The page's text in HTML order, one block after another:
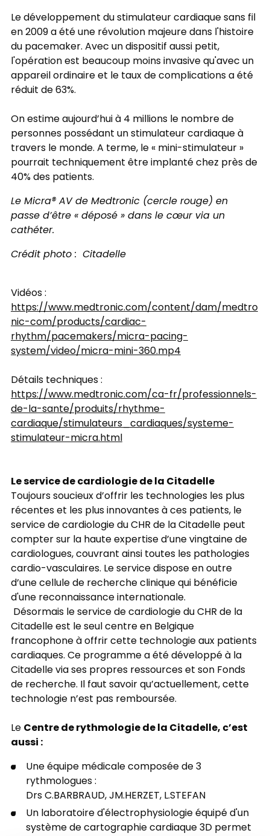
Le développement du stimulateur cardiaque sans fil
en 2009 a été une révolution majeure dans l'histoire
du pacemaker. Avec un dispositif aussi petit,
l'opération est beaucoup moins invasive qu'avec un
appareil ordinaire et le taux de complications a été
réduit de 63%.
On estime aujourd’hui à 4 millions le nombre de
personnes possédant un stimulateur cardiaque à
travers le monde. A terme, le « mini-stimulateur »
pourrait techniquement être implanté chez près de
40% des patients.
Le Micra® AV de Medtronic (cercle rouge) en
passe d’être « déposé » dans le cœur via un
cathéter.
Crédit photo : Citadelle
Vidéos :
https://www.medtronic.com/content/dam/medtro
nic-com/products/cardiac-
rhythm/pacemakers/micra-pacing-
system/video/micra-mini-360.mp4
Détails techniques :
https://www.medtronic.com/ca-fr/professionnels-
de-la-sante/produits/rhythme-
cardiaque/stimulateurs_cardiaques/systeme-
stimulateur-micra.html
Le service de cardiologie de la Citadelle
Toujours soucieux d’offrir les technologies les plus
récentes et les plus innovantes à ces patients, le
service de cardiologie du CHR de la Citadelle peut
compter sur la haute expertise d’une vingtaine de
cardiologues, couvrant ainsi toutes les pathologies
cardio-vasculaires. Le service dispose en outre
d’une cellule de recherche clinique qui bénéficie
d'une reconnaissance internationale.
Désormais le service de cardiologie du CHR de la
Citadelle est le seul centre en Belgique
francophone à offrir cette technologie aux patients
cardiaques. Ce programme a été développé à la
Citadelle via ses propres ressources et son Fonds
de recherche. Il faut savoir qu’actuellement, cette
technologie n’est pas remboursée.
LeCentre de rythmologie de la Citadelle, c’est
aussi :
Une équipe médicale composée de 3
rythmologues :
Drs C.BARBRAUD, JM.HERZET, L.STEFAN
Un laboratoire d'électrophysiologie équipé d'un
système de cartographie cardiaque 3D permet